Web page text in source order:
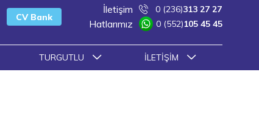
TURGUTLU İLETIŞIM
CV Bank
İletişim 0 (236)313 27 27
Hatlarımız 0 (552)105 45 45